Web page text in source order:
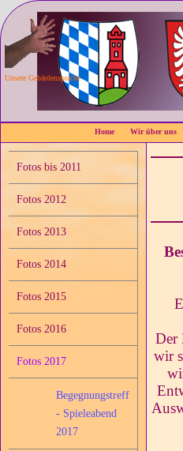
Unsere Gebärdensprache
Home Wir über uns
Fotos bis 2011
Fotos 2012
Fotos 2013
Fotos 2014
Fotos 2015
Fotos 2016
Fotos 2017
Begegnungstreff
- Spieleabend
2017
Der
wir